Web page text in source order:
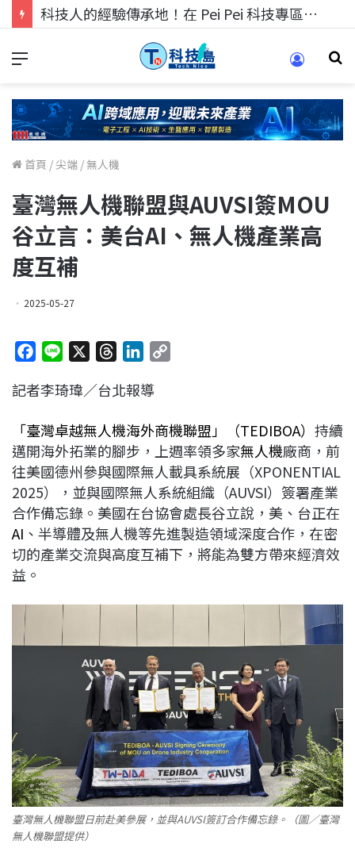
科技人的經驗傳承地！在 Pei Pei 科技專區，與學弟妹交流最硬核的技術
首頁 /尖端 / 無人機
臺灣無人機聯盟與AUVSI簽MOU
谷立言：美台AI、無人機產業高
度互補
2025-05-27
c
b
o
o
k
n
r
a
d
s
n
e
d
I
n
L
i
n
k
記者李琦瑋／台北報導
「臺灣卓越無人機海外商機聯盟」（TEDIBOA） 持續
邁開海外拓業的腳步，上週率領多家無人機廠商，前
往美國德州參與國際無人載具系統展（XPONENTIAL
2025），並與國際無人系統組織（AUVSI）簽署產業
合作備忘錄。美國在台協會處長谷立說，美、台正在
AI 、半導體及無人機等先進製造領域深度合作，在密
切的產業交流與高度互補下，將能為雙方帶來經濟效
益。
臺灣無人機聯盟日前赴美參展，並與AUVSI簽訂合作備忘錄。（圖／臺灣
無人機聯盟提供）